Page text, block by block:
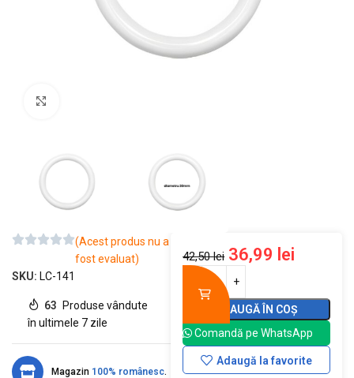
(Acest produs nu a
fost evaluat)
SKU: LC-141
63
Produse vândute
în ultimele 7 zile
Magazin 100% românesc.
42,50lei 36,99 lei
ADAUGĂ ÎN COȘ
Comandă pe WhatsApp
Adaugă la favorite